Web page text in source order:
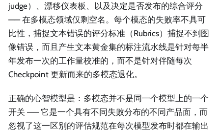
judge）、漂移仪表板、以及决定是否发布的综合评分
—— 在多模态领域仅剩空名。每个模态的失败率不具可
比性，捕捉文本错误的评分标准（Rubrics）捕捉不到图
像错误，而且产生文本黄金集的标注流水线是针对每半
年发布一次的工作量校准的，而不是针对伴随每次
Checkpoint 更新而来的多模态退化。
正确的心智模型是：多模态并不是同一个模型上的一个
开关 —— 它是一个具有不同失败分布的不同产品面，而
忽视了这一区别的评估规范在每次模型发布时都在输出